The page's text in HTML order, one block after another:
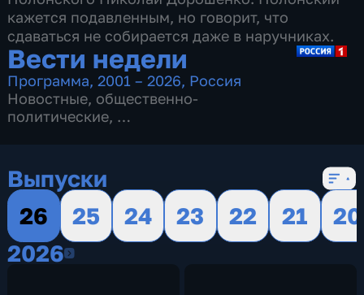
кажется подавленным, но говорит, что
сдаваться не собирается даже в наручниках.
Вести недели
Программа,2001 – 2026, Россия
Новостные, общественно-
политические,
Выпуски
26
25 24 23 22 21
20
20262026